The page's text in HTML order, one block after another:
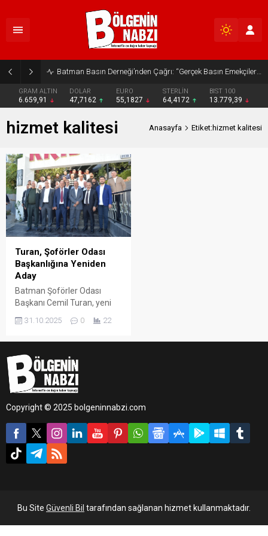
Batman Basın Derneği’nden Çağrı: “Gerçek Basın Emekçileri Desteklenmeli”
GRAM ALTIN
6.659,91
DOLAR
47,7162
EURO
55,1827
STERLİN
64,4172
BIST 100
13.779,39
hizmet kalitesi Anasayfa Etiket:hizmet kalitesi
Turan, Şoförler Odası
Başkanlığına Yeniden
Aday
Batman Şoförler Odası
Başkanı Cemil Turan, yeni
olduğunu duyurdu.
31.10.2025 0 22
Copyright © 2025 bolgeninnabzi.com
Bu Site Güvenli Bil tarafından sağlanan hizmet kullanmaktadır.